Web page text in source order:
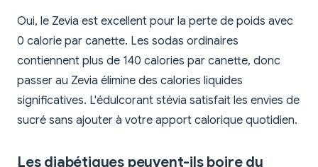
Oui, le Zevia est excellent pour la perte de poids avec
0 calorie par canette. Les sodas ordinaires
contiennent plus de 140 calories par canette, donc
passer au Zevia élimine des calories liquides
significatives. L'édulcorant stévia satisfait les envies de
sucré sans ajouter à votre apport calorique quotidien.
Les diabétiques peuvent-ils boire du